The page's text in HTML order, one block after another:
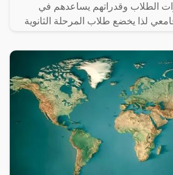
الطلاب وقدراتهم يساعدهم في
لذا يخضع طلاب المرحلة الثانوية